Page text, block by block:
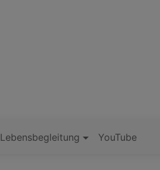
Lebensbegleitung YouTube